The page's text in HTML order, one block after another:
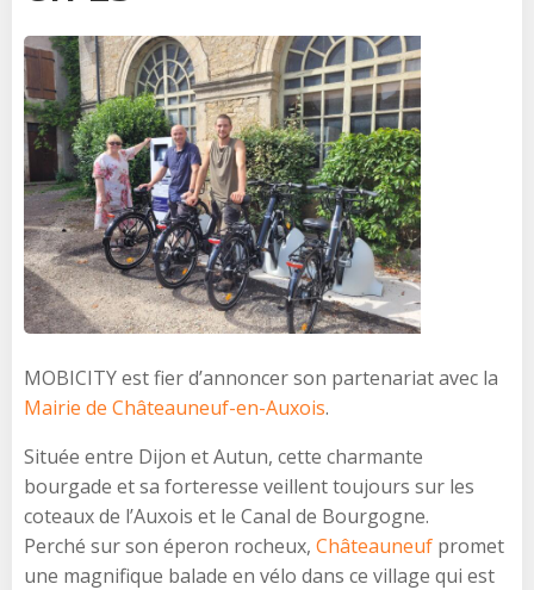
MOBICITY est fier d’annoncer son partenariat avec la
Mairie de Châteauneuf-en-Auxois.
Située entre Dijon et Autun, cette charmante
bourgade et sa forteresse veillent toujours sur les
coteaux de l’Auxois et le Canal de Bourgogne.
Perché sur son éperon rocheux, Châteauneuf promet
une magnifique balade en vélo dans ce village qui est